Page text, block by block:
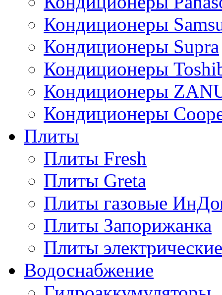
Кондиционеры
Кондиционеры Supra
Кондиционеры
Кондиционеры
Кондиционеры
Плиты
Плиты Fresh
Плиты Greta
Плиты газовые
Плиты Запорижанка
Плиты
Водоснабжение